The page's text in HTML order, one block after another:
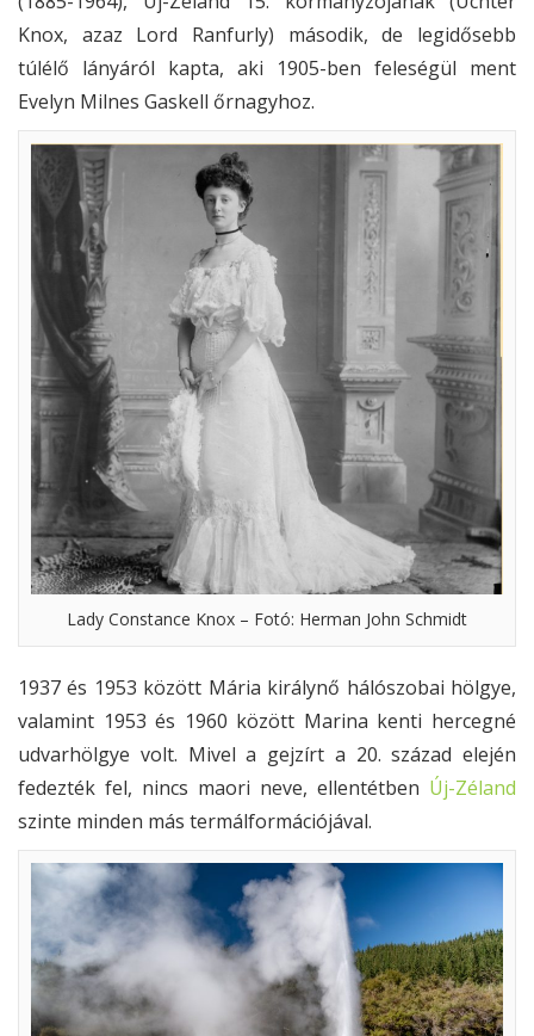
Knox, azaz Lord Ranfurly) második, de legidősebb
túlélő lányáról kapta, aki 1905-ben feleségül ment
Evelyn Milnes Gaskell őrnagyhoz.
Lady Constance Knox – Fotó: Herman John Schmidt
1937 és 1953 között Mária királynő hálószobai hölgye,
valamint 1953 és 1960 között Marina kenti hercegné
udvarhölgye volt. Mivel a gejzírt a 20. század elején
fedezték fel, nincs maori neve, ellentétben Új-Zéland
szinte minden más termálformációjával.